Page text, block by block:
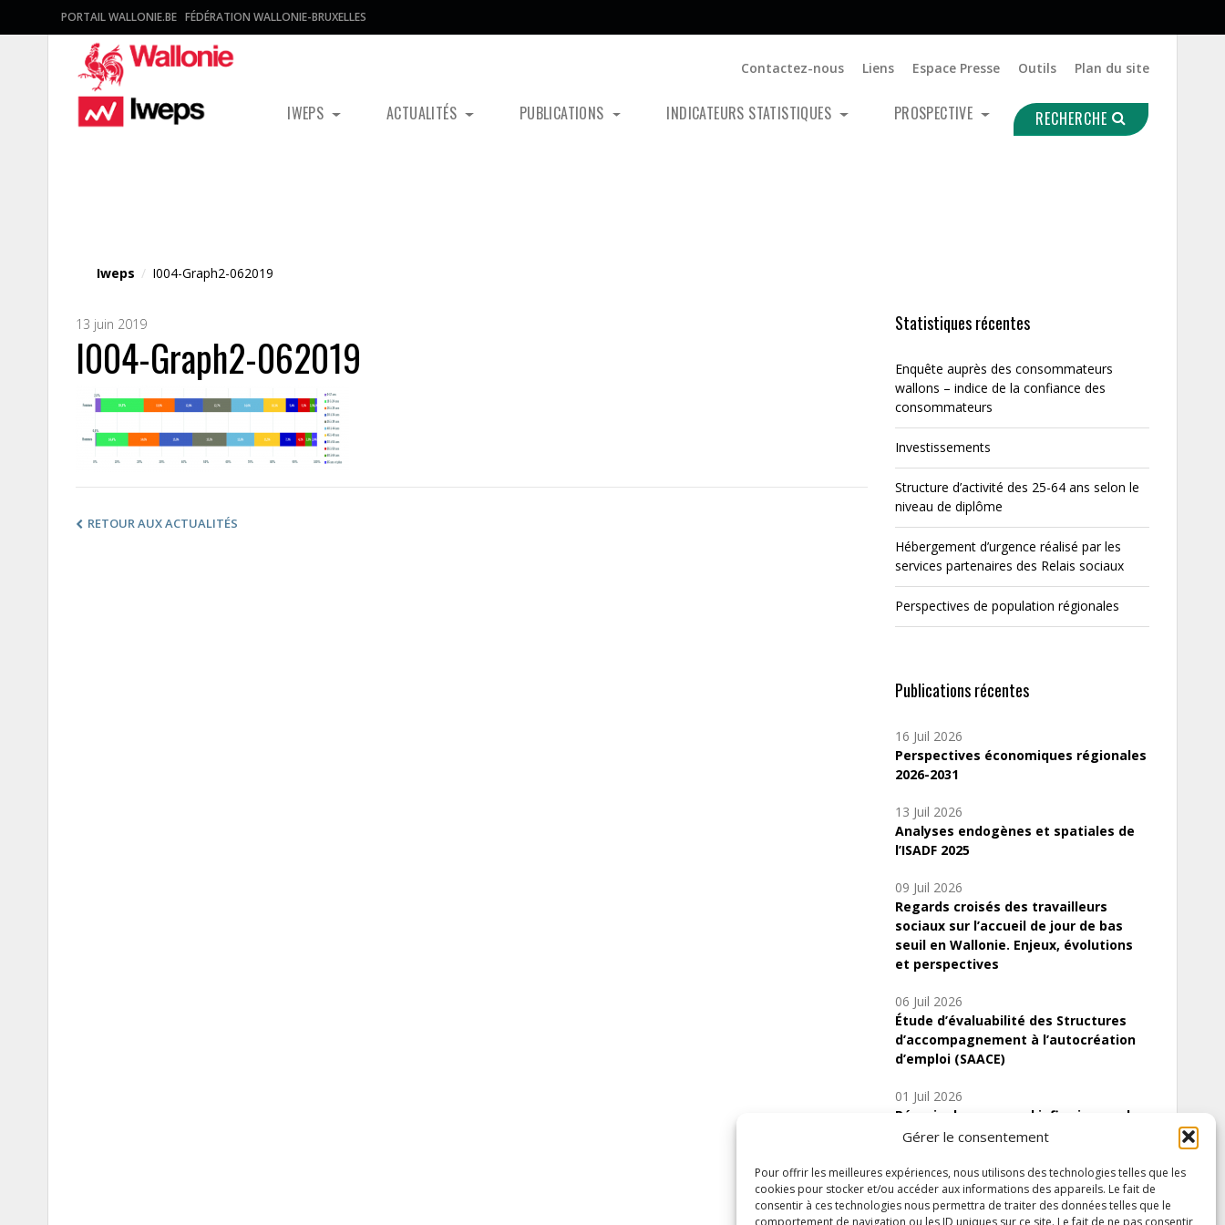
Gérer le consentement
Pour offrir les meilleures expériences, nous utilisons des technologies telles que les
cookies pour stocker et/ou accéder aux informations des appareils. Le fait de
consentir à ces technologies nous permettra de traiter des données telles que le
comportement de navigation ou les ID uniques sur ce site. Le fait de ne pas consentir
PORTAIL WALLONIE.BE FÉDÉRATION WALLONIE-BRUXELLES
Contactez-nous Liens Espace Presse Outils Plan du site
IWEPS ACTUALITÉS PUBLICATIONS INDICATEURS STATISTIQUES PROSPECTIVE RECHERCHE
Iweps / I004-Graph2-062019
13 juin 2019
I004-Graph2-062019
RETOUR AUX ACTUALITÉS
Statistiques récentes
Enquête auprès des consommateurs
wallons – indice de la confiance des
consommateurs
Investissements
Structure d’activité des 25-64 ans selon le
niveau de diplôme
Hébergement d’urgence réalisé par les
services partenaires des Relais sociaux
Perspectives de population régionales
Publications récentes
16 Juil 2026
Perspectives économiques régionales
2026-2031
13 Juil 2026
Analyses endogènes et spatiales de
l’ISADF 2025
09 Juil 2026
Regards croisés des travailleurs
sociaux sur l’accueil de jour de bas
seuil en Wallonie. Enjeux, évolutions
et perspectives
06 Juil 2026
Étude d’évaluabilité des Structures
d’accompagnement à l’autocréation
d’emploi (SAACE)
01 Juil 2026
Pénurie du personnel infirmier :quels
indicateurs d’offre de soins pour